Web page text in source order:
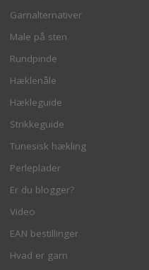
Garnalternativer
Male på sten
Rundpinde
Hæklenåle
Hækleguide
Strikkeguide
Tunesisk hækling
Perleplader
Er du blogger?
Video
EAN bestillinger
Hvad er garn